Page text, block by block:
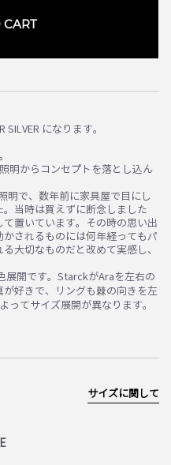
SILVER になります。
明からコンセプトを落とし込ん
明で、数年前に家具屋で目にし
当時は買えずに断念しました
置いています。その時の思い出
されるものには何年経ってもパ
大切なものだと改めて実感し、
展開です。StarckがAraを左右の
好きで、リングも棘の向きを左
ってサイズ展開が異なります。
サイズに関して
カートへ進む